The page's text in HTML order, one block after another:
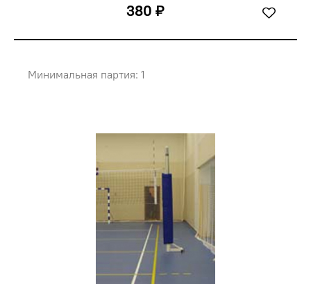
380 ₽
Минимальная партия: 1